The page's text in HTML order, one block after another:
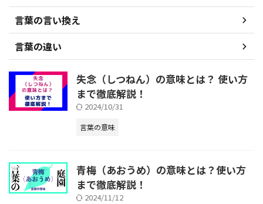
言葉の言い換え
言葉の違い
失念（しつねん）の意味とは？ 使い方
まで徹底解説！
2024/10/31
言葉の意味
青梅（あおうめ）の意味とは？使い方
まで徹底解説！
2024/11/12